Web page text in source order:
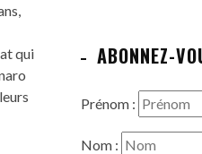
qui
ABONNEZ-
Prénom :
Nom :